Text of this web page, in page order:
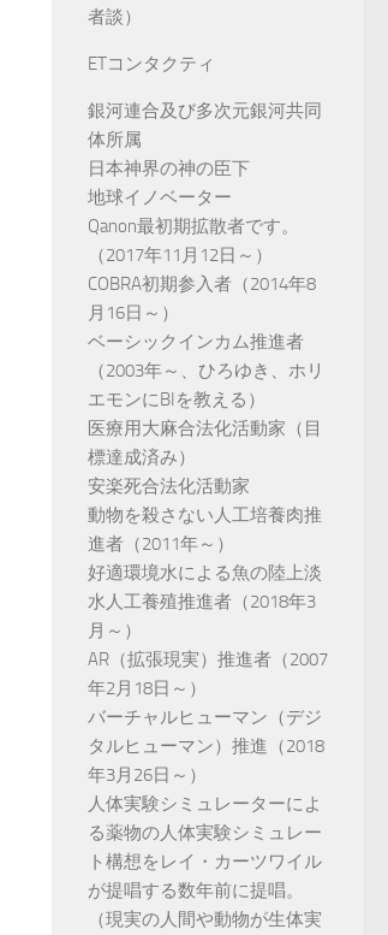
者談）
ETコンタクティ
銀河連合及び多次元銀河共同
体所属
日本神界の神の臣下
地球イノベーター
Qanon最初期拡散者です。
（2017年11月12日～）
COBRA初期参入者（2014年8
月16日～）
ベーシックインカム推進者
（2003年～、ひろゆき、ホリ
エモンにBIを教える）
医療用大麻合法化活動家（目
標達成済み）
安楽死合法化活動家
動物を殺さない人工培養肉推
進者（2011年～）
好適環境水による魚の陸上淡
水人工養殖推進者（2018年3
月～）
AR（拡張現実）推進者（2007
年2月18日～）
バーチャルヒューマン（デジ
タルヒューマン）推進（2018
年3月26日～）
人体実験シミュレーターによ
る薬物の人体実験シミュレー
ト構想をレイ・カーツワイル
が提唱する数年前に提唱。
（現実の人間や動物が生体実